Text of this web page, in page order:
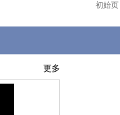
初始页
更多